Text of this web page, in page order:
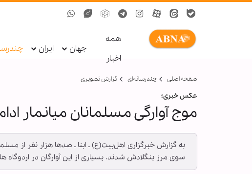
همه
اخبار
جهان ایران
صفحه اصلی چندرسانه‌ای گزارش تصويری
عکس خبری؛
موج آوارگی مسلمانان میانمار
به گزارش خبرگزاری اهل‌بیت(ع) ـ ابنا ـ صدها هزار نفر از
سوی مرز بنگلادش شدند. بسیاری از این آوارگان در اردوگاه